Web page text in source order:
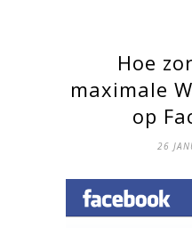
Hoe
maximale
op
26